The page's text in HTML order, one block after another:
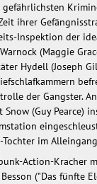
ihrer
Inspektion der
(Maggie
Hydell (Joseph
der Gangster.
(Guy Pearce)
im
Action-Kracher
("Das fünfte